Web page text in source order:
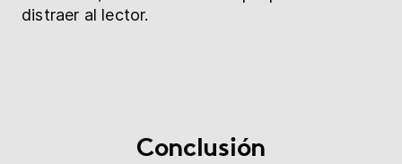
distraer al lector.
Conclusión